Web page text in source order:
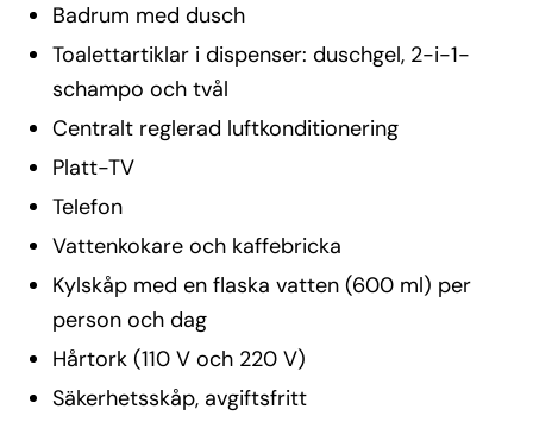
Badrum med dusch
Toalettartiklar i dispenser: duschgel, 2-i-1-
schampo och tvål
Centralt reglerad luftkonditionering
Platt-TV
Telefon
Vattenkokare och kaffebricka
Kylskåp med en flaska vatten (600 ml) per
person och dag
Hårtork (110 V och 220 V)
Säkerhetsskåp, avgiftsfritt